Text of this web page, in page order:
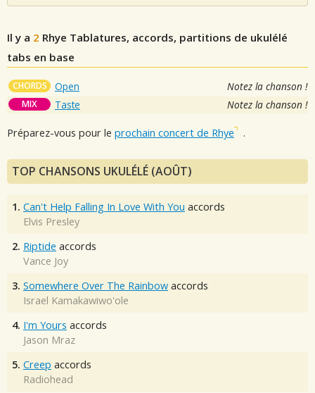
Il y a 2 Rhye Tablatures, accords, partitions de ukulélé
tabs en base
CHORDS Open Notez la chanson !
MIX Taste Notez la chanson !
Préparez-vous pour le prochain concert de Rhye .
TOP CHANSONS UKULÉLÉ (AOÛT)
1. Can't Help Falling In Love With You accords
Elvis Presley
2. Riptide accords
Vance Joy
3. Somewhere Over The Rainbow accords
Israel Kamakawiwo'ole
4. I'm Yours accords
Jason Mraz
5. Creep accords
Radiohead